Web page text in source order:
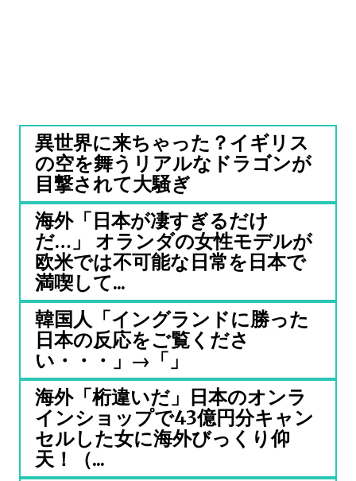
異世界に来ちゃった？イギリス
の空を舞うリアルなドラゴンが
目撃されて大騒ぎ
海外「日本が凄すぎるだけ
だ…」 オランダの女性モデルが
欧米では不可能な日常を日本で
満喫して...
韓国人「イングランドに勝った
日本の反応をご覧くださ
い・・・」→「」
海外「桁違いだ」日本のオンラ
インショップで43億円分キャン
セルした女に海外びっくり仰
天！（...